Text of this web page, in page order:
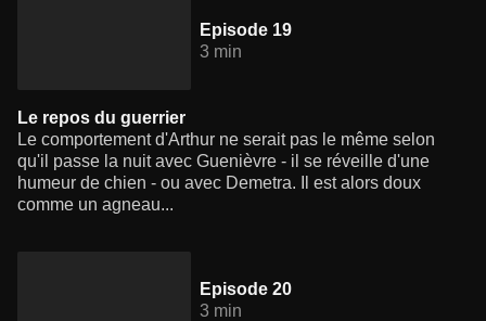
Episode 19
3 min
Le repos du guerrier
Le comportement d'Arthur ne serait pas le même selon
qu'il passe la nuit avec Guenièvre - il se réveille d'une
humeur de chien - ou avec Demetra. Il est alors doux
comme un agneau...
Episode 20
3 min